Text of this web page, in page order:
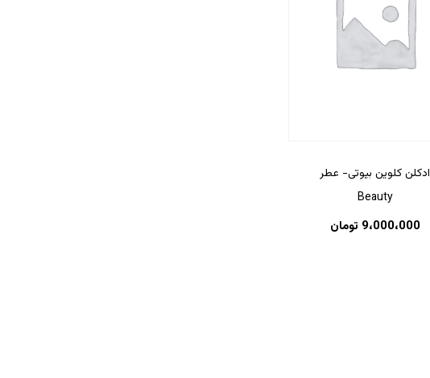
ادکلن کلوین بیوتی- عطر
Beauty
9،000،000 تومان